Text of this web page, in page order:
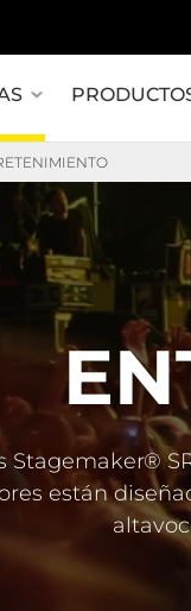
Stagemaker®
están